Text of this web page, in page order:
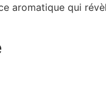
aromatique qui